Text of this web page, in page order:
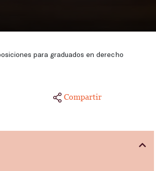
para graduados en derecho
Compartir